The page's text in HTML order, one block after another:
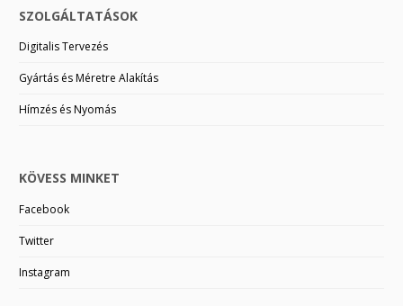
SZOLGÁLTATÁSOK
Digitalis Tervezés
Gyártás és Méretre Alakítás
Hímzés és Nyomás
KÖVESS MINKET
Facebook
Twitter
Instagram